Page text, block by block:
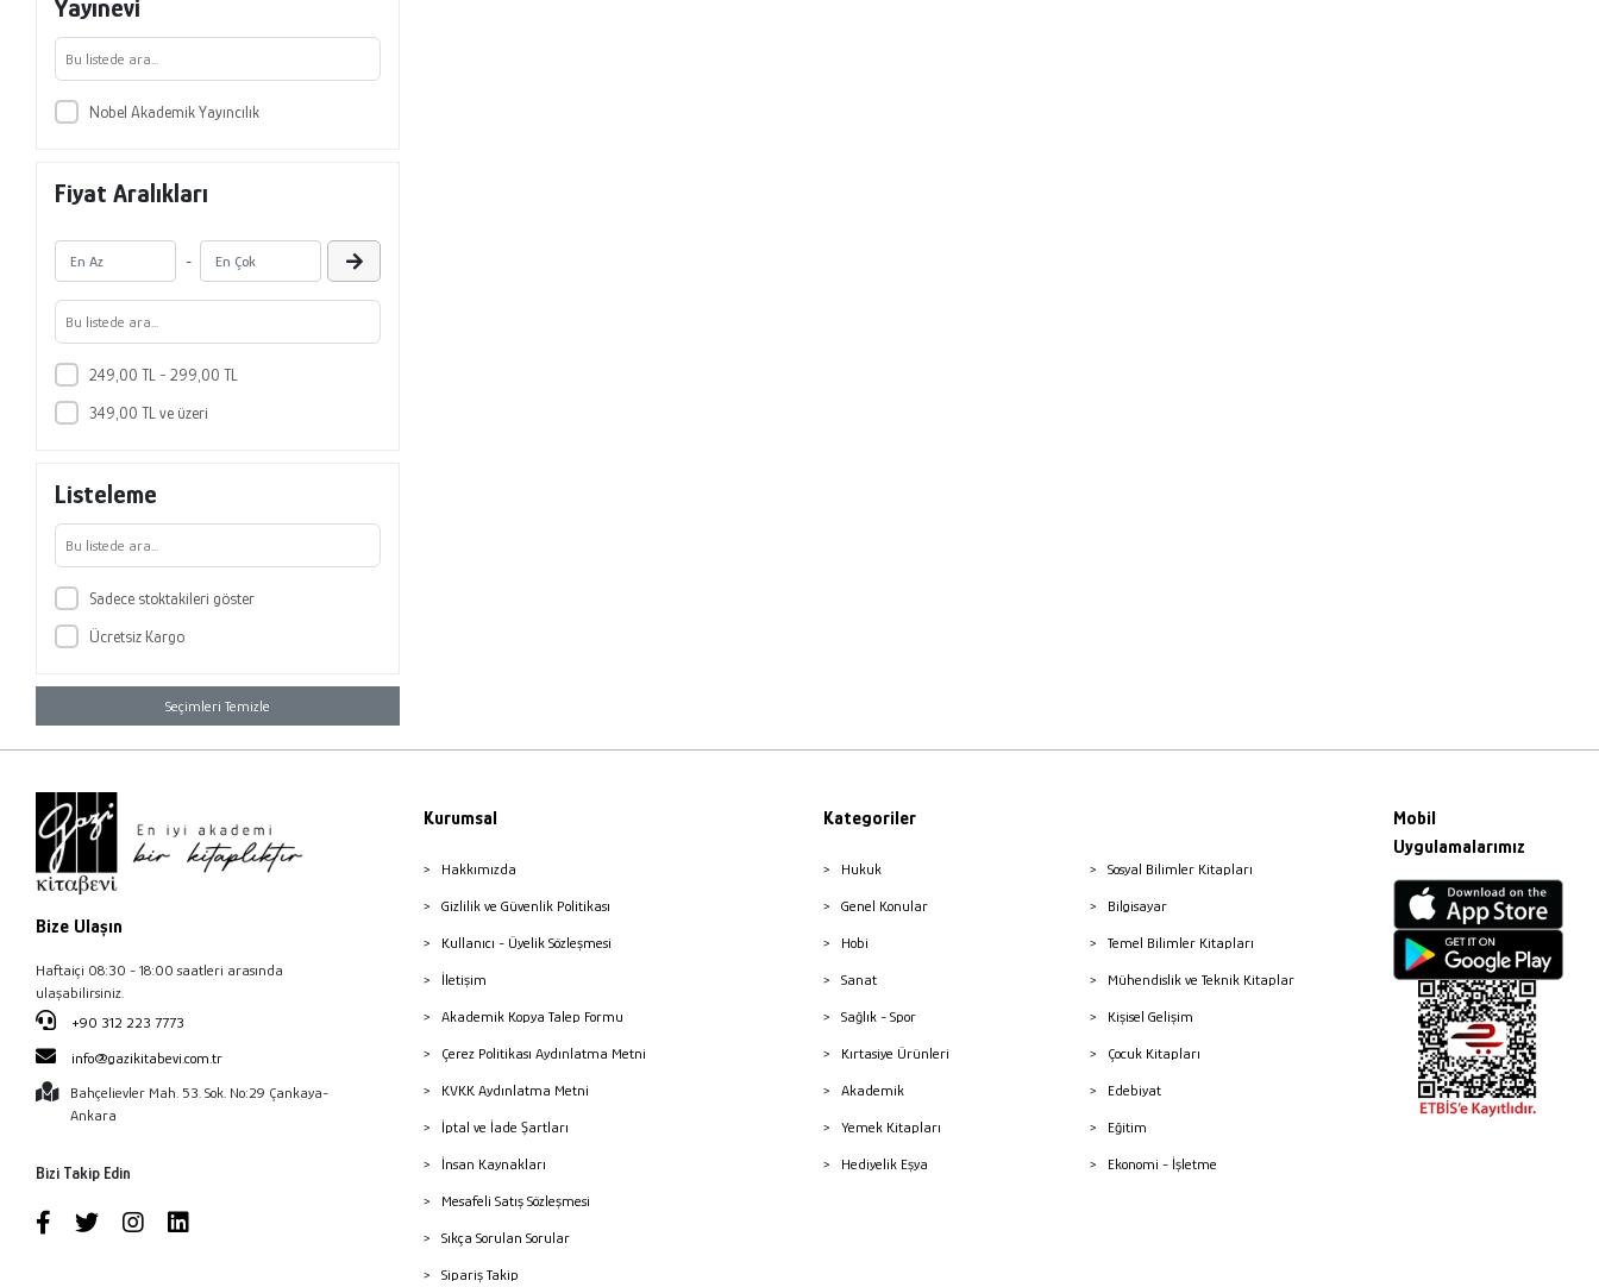
Yayınevi
Nobel Akademik Yayıncılık
Fiyat Aralıkları
-
249,00 TL - 299,00 TL
349,00 TL ve üzeri
Listeleme
Sadece stoktakileri göster
Ücretsiz Kargo
Seçimleri Temizle
Bize Ulaşın
Haftaiçi 08:30 - 18:00 saatleri arasında
ulaşabilirsiniz.
+90 312 223 7773
info@gazikitabevi.com.tr
Bahçelievler Mah. 53. Sok. No:29 Çankaya-
Ankara
Bizi Takip Edin
Kurumsal
Hakkımızda
Gizlilik ve Güvenlik Politikası
Kullanıcı - Üyelik Sözleşmesi
İletişim
Akademik Kopya Talep Formu
Çerez Politikası Aydınlatma Metni
KVKK Aydınlatma Metni
İptal ve İade Şartları
İnsan Kaynakları
Mesafeli Satış Sözleşmesi
Sıkça Sorulan Sorular
Sipariş Takip
Kategoriler
Hukuk
Genel Konular
Hobi
Sanat
Sağlık - Spor
Kırtasiye Ürünleri
Akademik
Yemek Kitapları
Hediyelik Eşya
Sosyal Bilimler Kitapları
Bilgisayar
Temel Bilimler Kitapları
Mühendislik ve Teknik Kitaplar
Kişisel Gelişim
Çocuk Kitapları
Edebiyat
Eğitim
Ekonomi - İşletme
Mobil
Uygulamalarımız